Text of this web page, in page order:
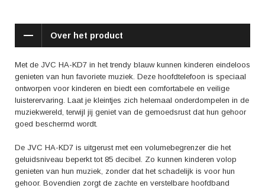
Met de JVC HA-KD7 Blauw trakteer je je kinderen op een geweldige
hoofdtelefoon is niet alleen comfortabel en veilig, maar ook nog eens
stijlvol dankzij de opvallende blauwe kleur. Laat je kinderen genieten
van muziek, films en games, terwijl jij geniet van de gemoedsrust dat ze
luisteren naar een hoofdtelefoon van topkwaliteit.
Over het product
Met de JVC HA-KD7 in het trendy blauw kunnen kinderen eindeloos
genieten van hun favoriete muziek. Deze hoofdtelefoon is speciaal
ontworpen voor kinderen en biedt een comfortabele en veilige
luisterervaring. Laat je kleintjes zich helemaal onderdompelen in de
muziekwereld, terwijl jij geniet van de gemoedsrust dat hun gehoor
goed beschermd wordt.
De JVC HA-KD7 is uitgerust met een volumebegrenzer die het
geluidsniveau beperkt tot 85 decibel. Zo kunnen kinderen volop
genieten van hun muziek, zonder dat het schadelijk is voor hun
gehoor. Bovendien zorgt de zachte en verstelbare hoofdband